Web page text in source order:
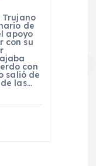
Trujano
de
apoyo
con su
con
salió de
las…